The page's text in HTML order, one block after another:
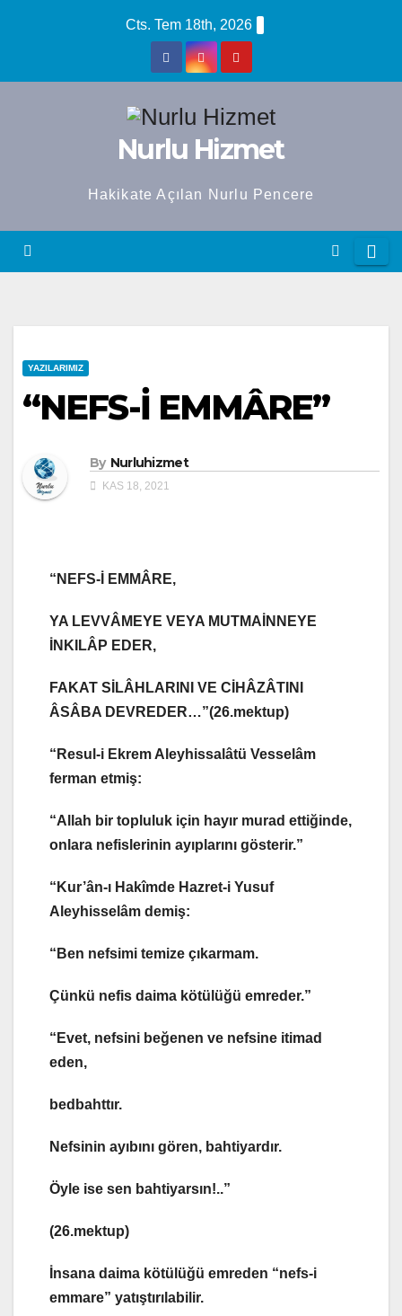
Cts. Tem 18th, 2026
Nurlu Hizmet
Hakikate Açılan Nurlu Pencere
YAZILARIMIZ
“NEFS-İ EMMÂRE”
By Nurluhizmet
KAS 18, 2021
“NEFS-İ EMMÂRE,
YA LEVVÂMEYE VEYA MUTMAİNNEYE
İNKILÂP EDER,
FAKAT SİLÂHLARINI VE CİHÂZÂTINI
ÂSÂBA DEVREDER…”(26.mektup)
“Resul-i Ekrem Aleyhissalâtü Vesselâm
ferman etmiş:
“Allah bir topluluk için hayır murad ettiğinde,
onlara nefislerinin ayıplarını gösterir.”
“Kur’ân-ı Hakîmde Hazret-i Yusuf
Aleyhisselâm demiş:
“Ben nefsimi temize çıkarmam.
Çünkü nefis daima kötülüğü emreder.”
“Evet, nefsini beğenen ve nefsine itimad
eden,
bedbahttır.
Nefsinin ayıbını gören, bahtiyardır.
Öyle ise sen bahtiyarsın!..”
(26.mektup)
İnsana daima kötülüğü emreden “nefs-i
emmare” yatıştırılabilir.